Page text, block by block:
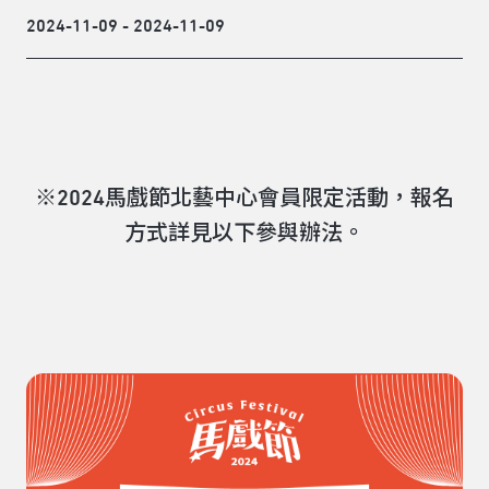
2024-11-09 - 2024-11-09
※2024馬戲節北藝中心會員限定活動，報名
方式詳見以下參與辦法。